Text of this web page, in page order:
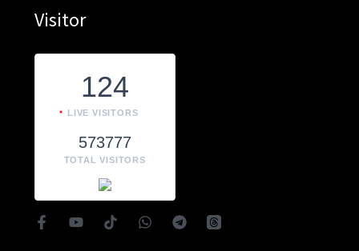
Visitor
124
LIVE VISITORS
573777
TOTAL VISITORS